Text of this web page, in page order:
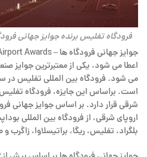
فرودگاه تفلیس برنده جوایز جهانی
اعطا می شود، یکی از معتبرترین
اروپای شرقی، ازفرودگاه بین المللی
بلگراد، تفلیس، ریگا، براتیسلاوا،